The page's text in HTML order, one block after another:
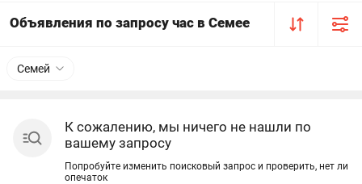
Объявления по запросу час в Семее
Семей
К сожалению, мы ничего не нашли по
вашему запросу
Попробуйте изменить поисковый запрос и проверить, нет ли
опечаток